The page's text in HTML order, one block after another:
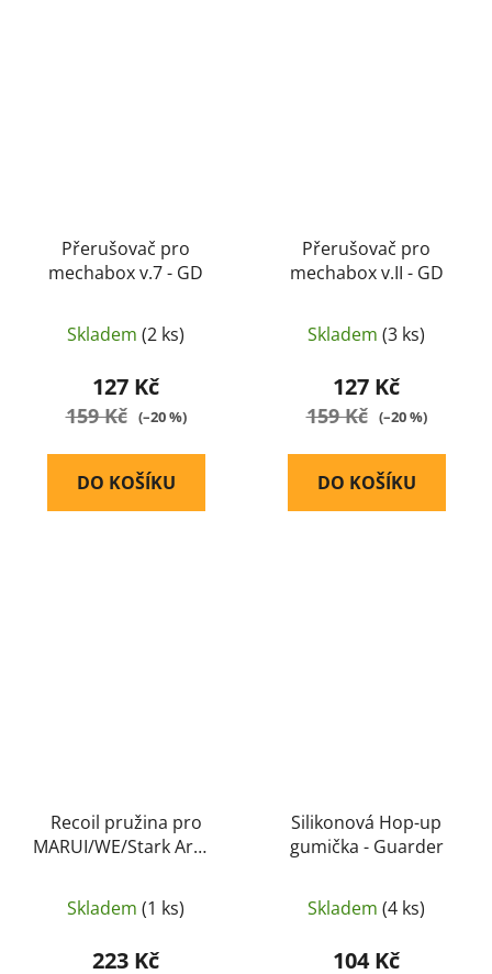
Přerušovač pro
mechabox v.7 - GD
Skladem (2 ks)
127 Kč
159 Kč (–20 %)
DO KOŠÍKU
Přerušovač pro
mechabox v.II - GD
Skladem (3 ks)
127 Kč
159 Kč (–20 %)
DO KOŠÍKU
Recoil pružina pro
MARUI/WE/Stark Arms
Skladem (1 ks)
223 Kč
Silikonová Hop-up
gumička - Guarder
Skladem (4 ks)
104 Kč